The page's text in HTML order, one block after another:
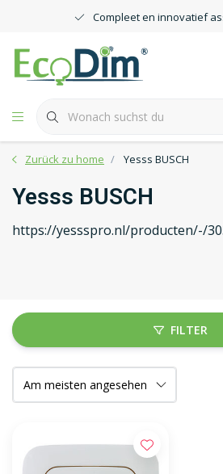
Compleet en innovatief
Zurück zu home Yesss BUSCH
Yesss BUSCH
https://yessspro.nl/producten/-/
FILTER